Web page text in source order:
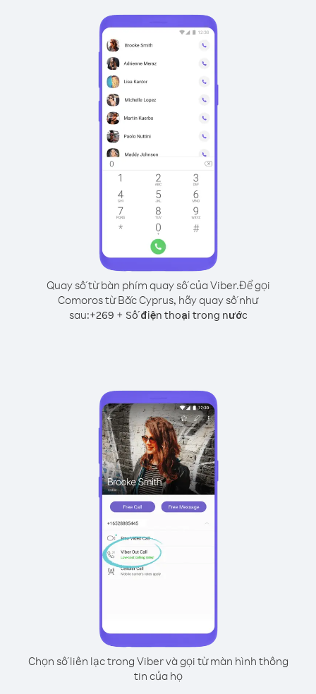
Quay số từ bàn phím quay số của Viber.Để gọi
Comoros từ Bắc Cyprus, hãy quay số như
sau:+269 + Số điện thoại trong nước
Chọn số liên lạc trong Viber và gọi từ màn hình thông
tin của họ